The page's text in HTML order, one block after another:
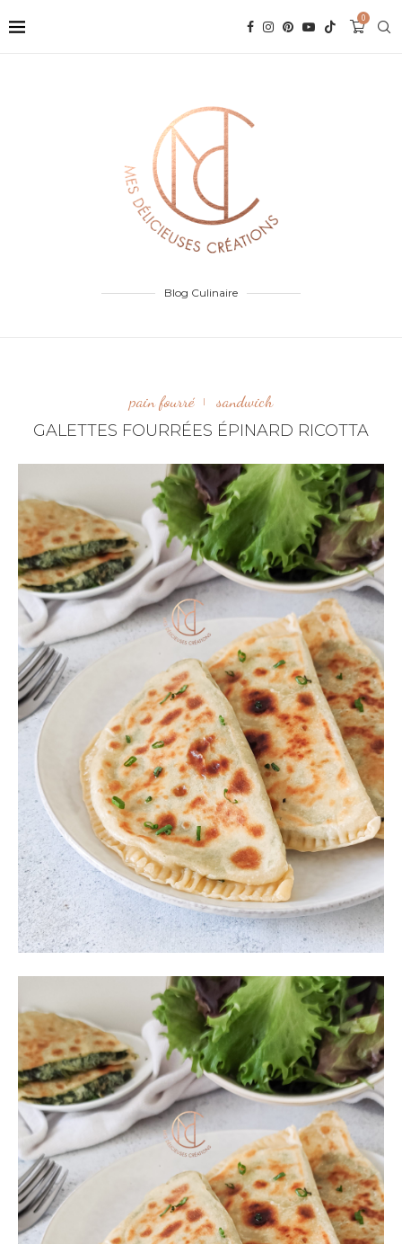
0
Blog Culinaire
pain fourré
sandwich
GALETTES FOURRÉES ÉPINARD RICOTTA